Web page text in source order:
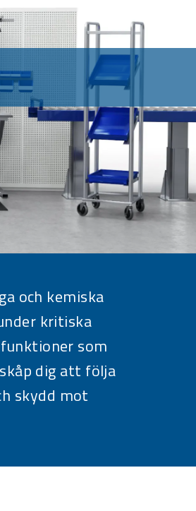
och kemiska
kritiska
som
dig att följa
skydd mot